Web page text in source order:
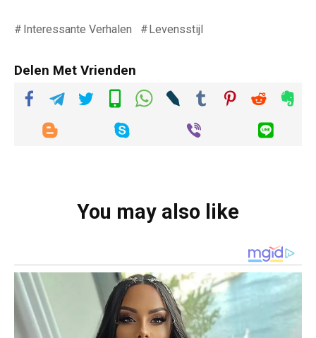
Interessante Verhalen Levensstijl
Delen Met Vrienden
You may also like